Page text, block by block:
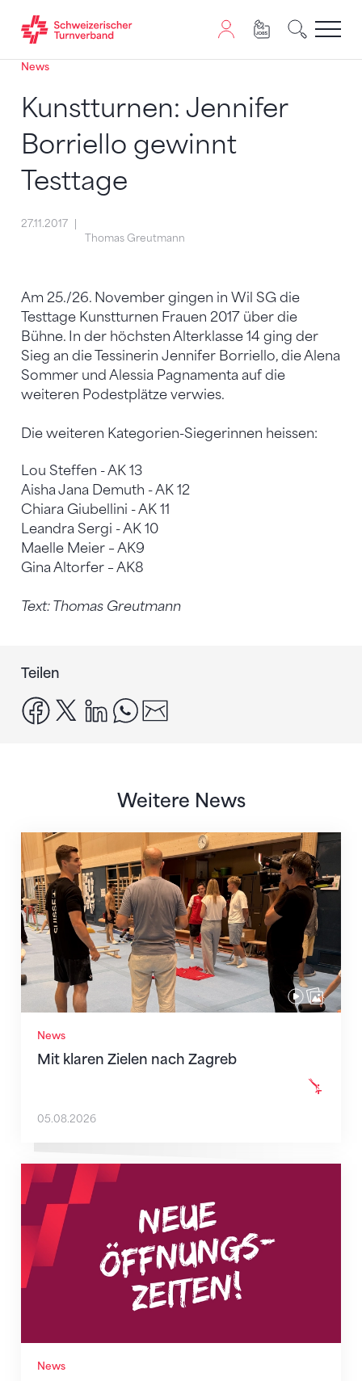
Zum Inhalt springen
Zur Sitemap navigieren
Zum Navigieren dieser Seite wird JavaScript benötigt.
News
Kunstturnen: Jennifer
Borriello gewinnt
Testtage
27.11.2017
Thomas Greutmann
Am 25./26. November gingen in Wil SG die
Testtage Kunstturnen Frauen 2017 über die
Bühne. In der höchsten Alterklasse 14 ging der
Sieg an die Tessinerin Jennifer Borriello, die Alena
Sommer und Alessia Pagnamenta auf die
weiteren Podestplätze verwies.
Die weiteren Kategorien-Siegerinnen heissen:
Lou Steffen - AK 13
Aisha Jana Demuth - AK 12
Chiara Giubellini - AK 11
Leandra Sergi - AK 10
Maelle Meier – AK9
Gina Altorfer – AK8
Text: Thomas Greutmann
Teilen
facebook
x linkedinwhatsapp
Weitere News
News
Mit klaren Zielen nach Zagreb
Mit klaren Zielen nach Zagreb
05.08.2026
News
Neue Empfangszeiten ab 1. August 2026